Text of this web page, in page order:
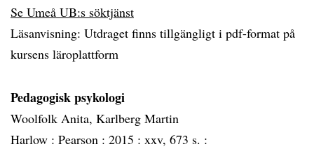
Se Umeå UB:s söktjänst
Läsanvisning: Utdraget finns tillgängligt i pdf-format på
kursens läroplattform
Pedagogisk psykologi
Woolfolk Anita, Karlberg Martin
Harlow : Pearson : 2015 : xxv, 673 s. :